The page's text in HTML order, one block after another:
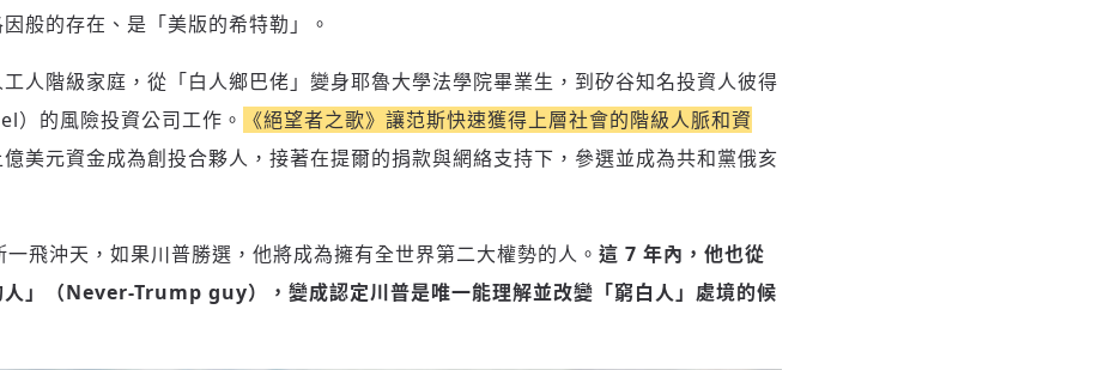
登入或註冊
輸入 Email 驗證碼
將此文章當作禮物
將此文章當作禮物
般的存在、是「美版的希特勒」。
人階級家庭，從「白人鄉巴佬」變身耶魯大學法學院畢業生，到矽谷知名投資人彼得
）的風險投資公司工作。
《絕望者之歌》讓范斯快速獲得上層社會的階級人脈和資
美元資金成為創投合夥人，接著在提爾的捐款與網絡支持下，參選並成為共和黨俄亥
飛沖天，如果川普勝選，他將成為擁有全世界第二大權勢的人。 這 7 年內，他也從
人」（Never-Trump guy），變成認定川普是唯一能理解並改變「窮白人」處境的候
邀請會員
分享
參與深度對談的交流原則：
運用段落闡述想法：表達觀點清楚結構，讓多元領域交流更有脈絡化
討論聚焦議題本身：尊重不同角度的內容、觀點，以及言論
避免不理性的用詞：不因個人主觀感受不同，而使用情緒性攻擊字眼
反對任何型式騷擾：杜絕包含但不限於恐嚇、髒話、威脅、性暗示等
文字
陪你從「科技+人文」視角，深入國際政經脈動
35元/週解鎖付費會員專屬內容